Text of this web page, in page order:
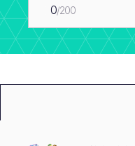
0/200